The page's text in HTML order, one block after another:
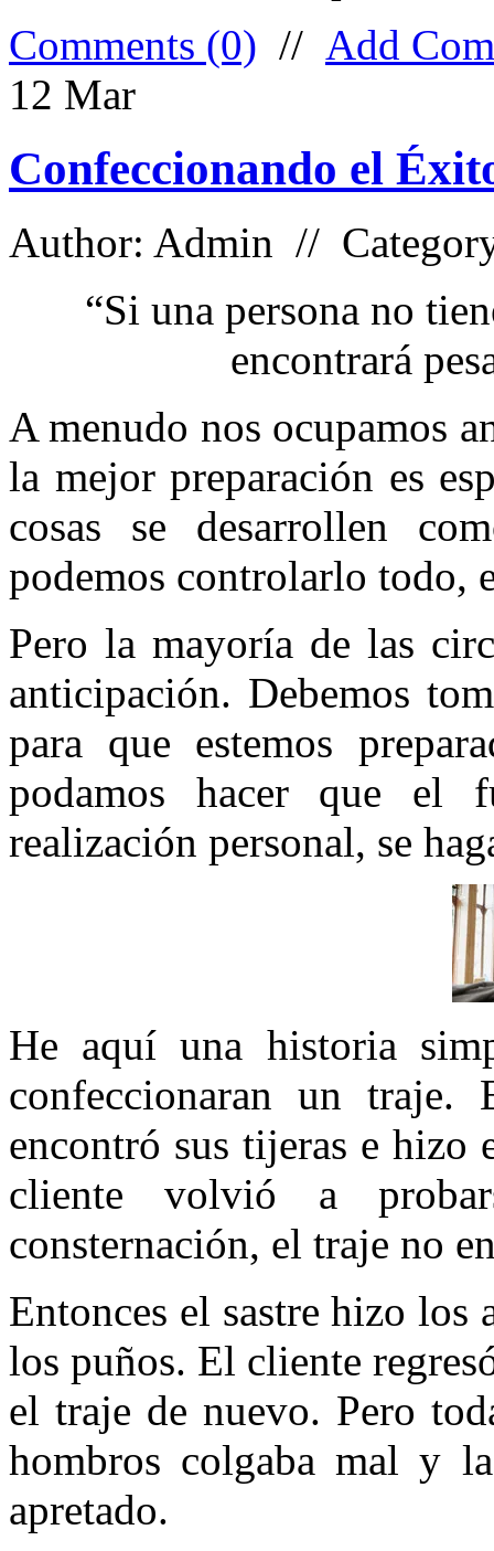
Comments (0) // Add
12 Mar
Confeccionando el
Author: Admin //
“Si una persona no
encontrará
A menudo nos ocupamos
la mejor preparación es
cosas se desarrollen
podemos controlarlo todo,
Pero la mayoría de las
anticipación. Debemos
para que estemos
podamos hacer que el
realización personal, se
He aquí una historia
confeccionaran un
encontró sus tijeras e hizo
cliente volvió a
consternación, el traje no
Entonces el sastre hizo los
los puños. El cliente
el traje de nuevo. Pero
hombros colgaba mal y
apretado.